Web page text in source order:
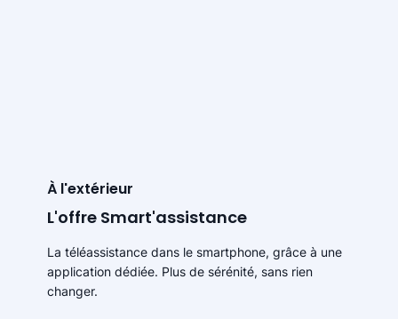
À l'extérieur
L'offre Smart'assistance
La téléassistance dans le smartphone, grâce à une
application dédiée. Plus de sérénité, sans rien
changer.